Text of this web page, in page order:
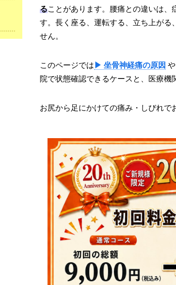
ることがあります。腰痛との違いは、
す。長く座る、運転する、立ち上がる
せん。
このページでは ▶ 坐骨神経痛の原因 や
院で状態確認できるケースと、医療機
お尻から足にかけての痛み・しびれで